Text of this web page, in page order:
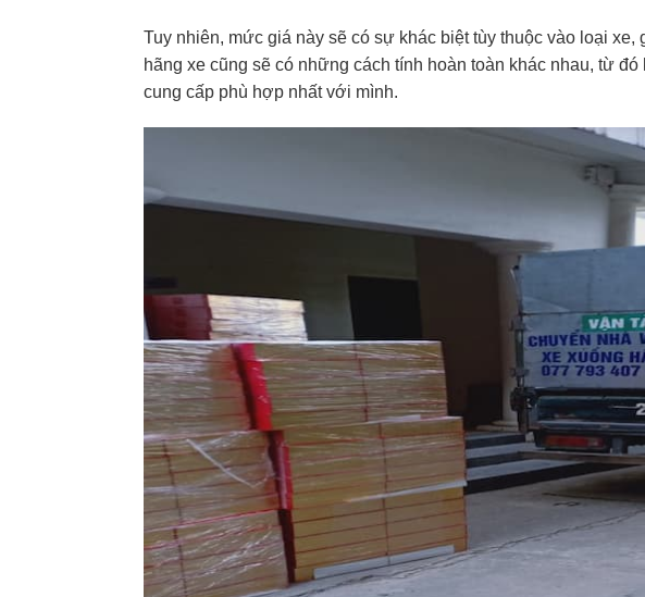
Tuy nhiên, mức giá này sẽ có sự khác biệt tùy thuộc vào loại
hãng xe cũng sẽ có những cách tính hoàn toàn khác nhau, từ
cung cấp phù hợp nhất với mình.